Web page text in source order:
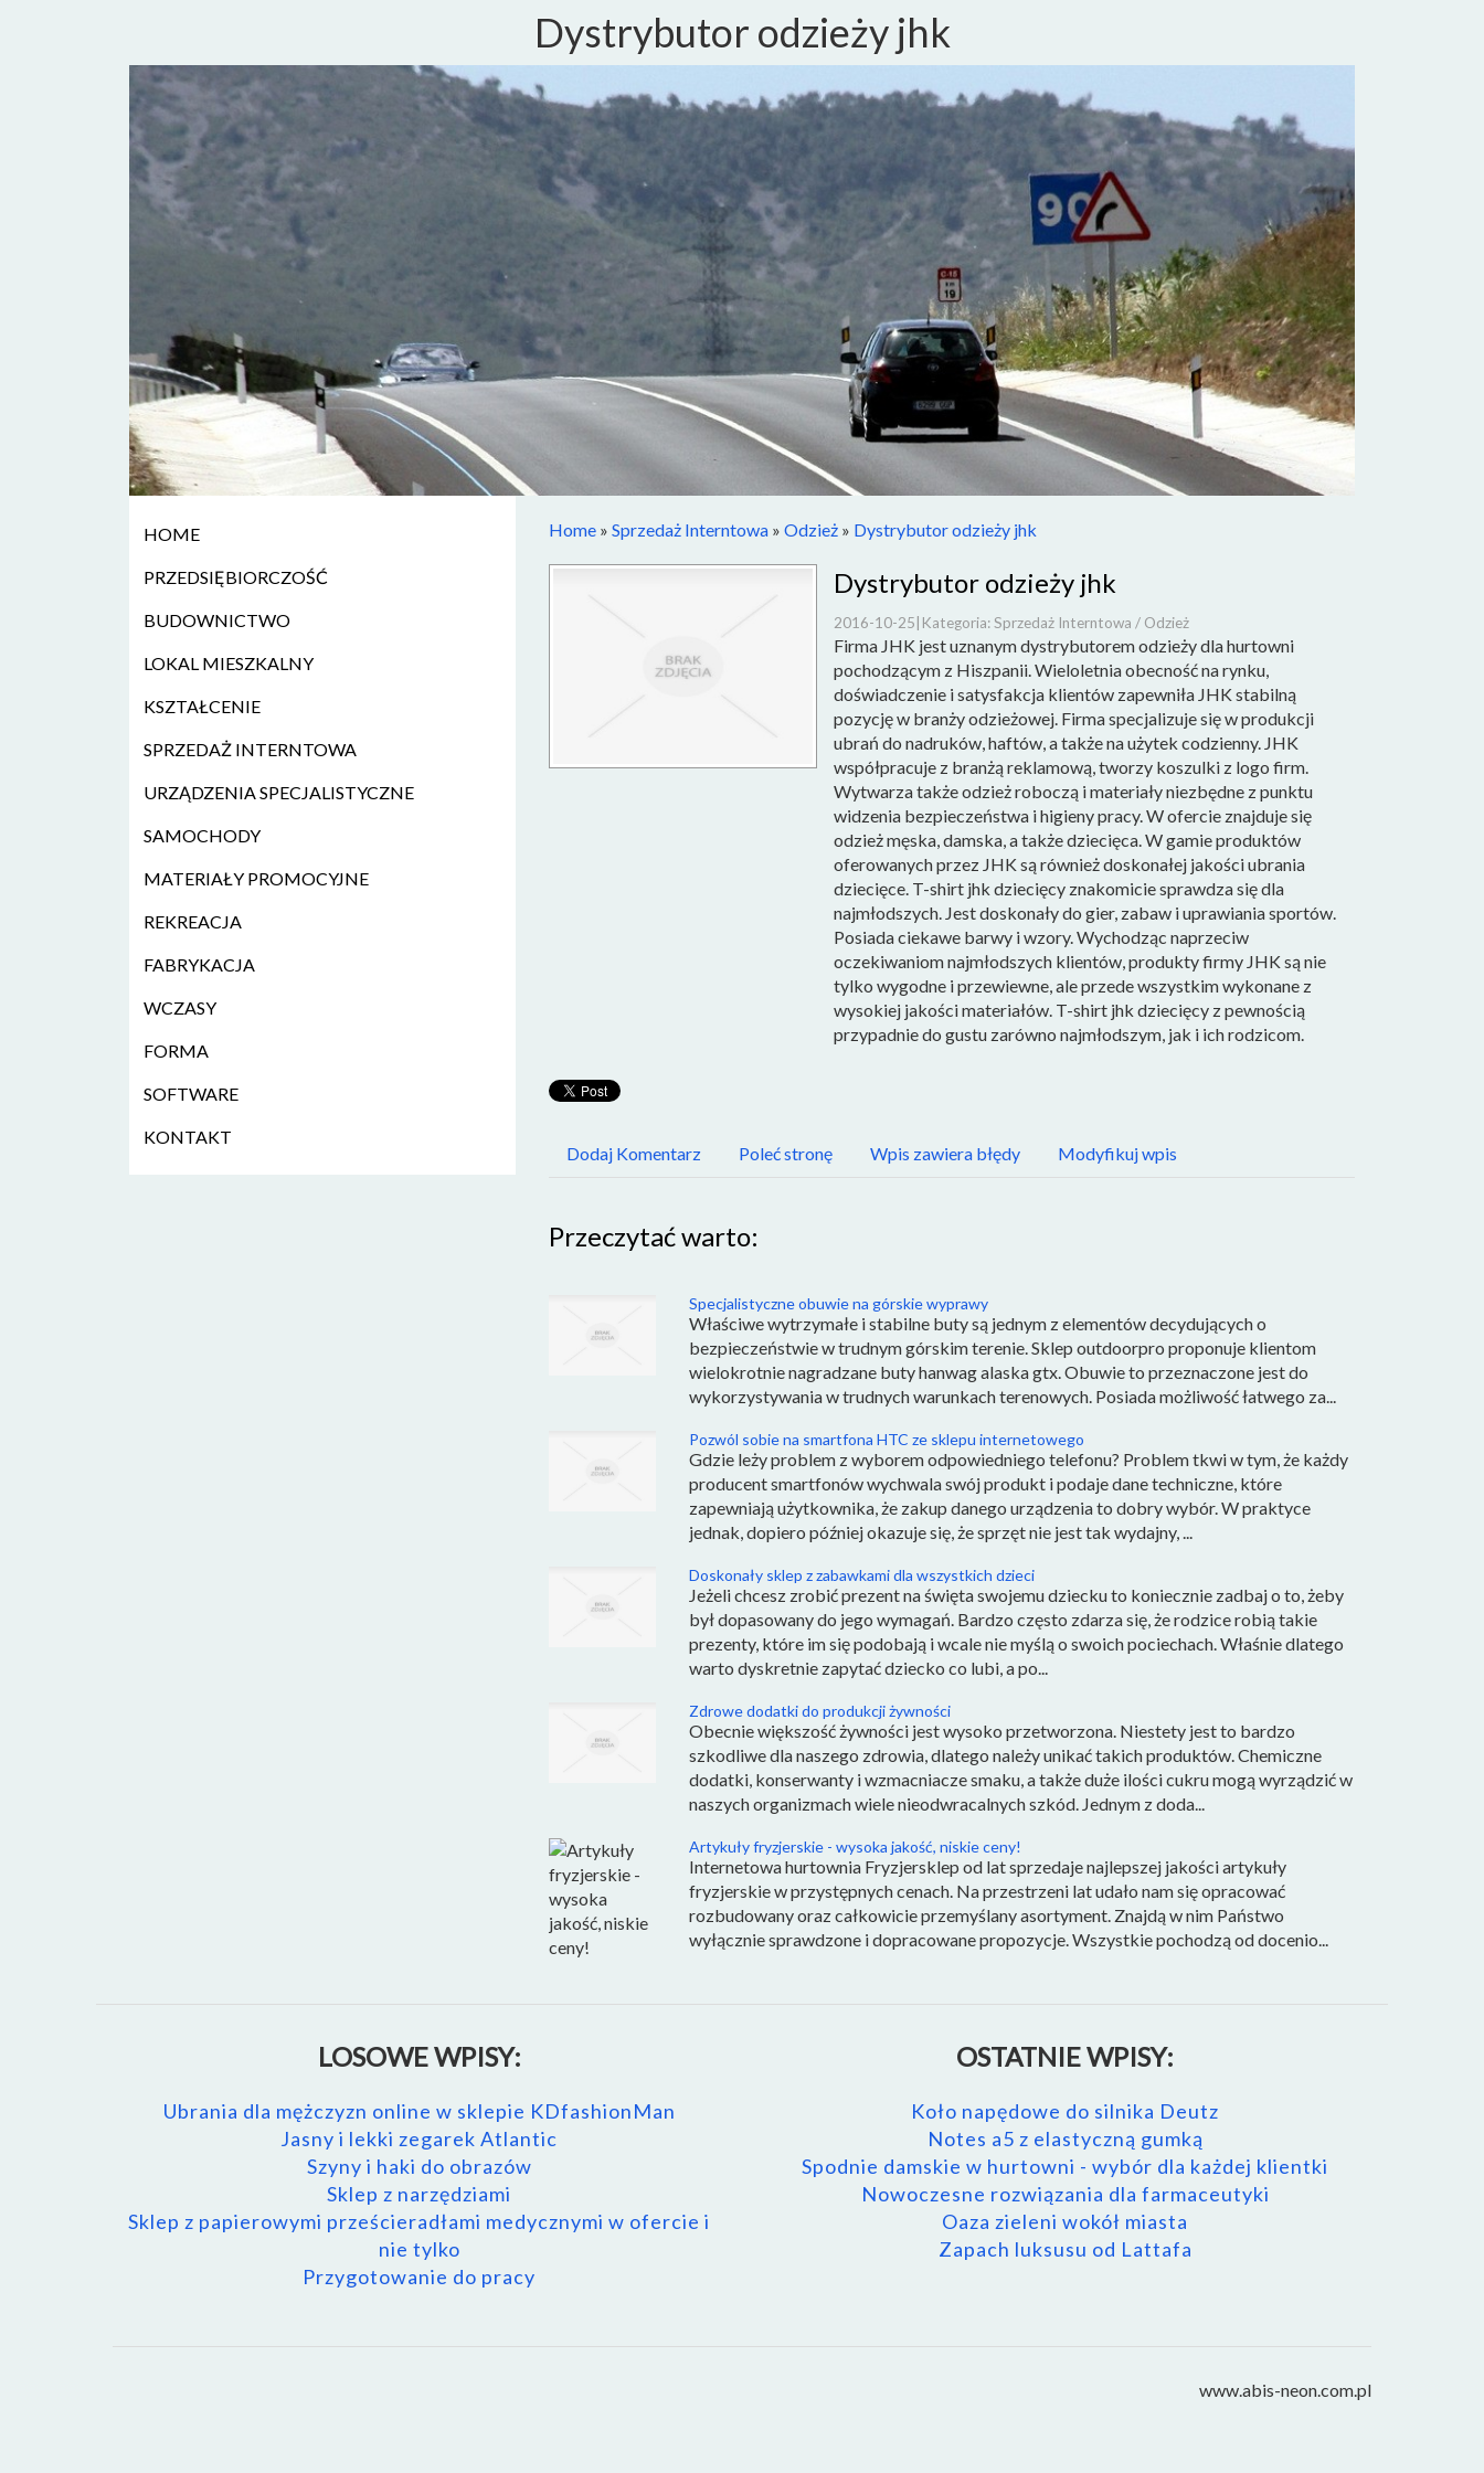
Dystrybutor odzieży jhk
HOME
PRZEDSIĘBIORCZOŚĆ
BUDOWNICTWO
LOKAL MIESZKALNY
KSZTAŁCENIE
SPRZEDAŻ INTERNTOWA
URZĄDZENIA SPECJALISTYCZNE
SAMOCHODY
MATERIAŁY PROMOCYJNE
REKREACJA
FABRYKACJA
WCZASY
FORMA
SOFTWARE
KONTAKT
Home » Sprzedaż Interntowa » Odzież » Dystrybutor odzieży jhk
Dystrybutor odzieży jhk
2016-10-25 Kategoria: Sprzedaż Interntowa / Odzież
Firma JHK jest uznanym dystrybutorem odzieży dla hurtowni
pochodzącym z Hiszpanii. Wieloletnia obecność na rynku,
doświadczenie i satysfakcja klientów zapewniła JHK stabilną
pozycję w branży odzieżowej. Firma specjalizuje się w produkcji
ubrań do nadruków, haftów, a także na użytek codzienny. JHK
współpracuje z branżą reklamową, tworzy koszulki z logo firm.
Wytwarza także odzież roboczą i materiały niezbędne z punktu
widzenia bezpieczeństwa i higieny pracy. W ofercie znajduje się
odzież męska, damska, a także dziecięca. W gamie produktów
oferowanych przez JHK są również doskonałej jakości ubrania
dziecięce. T-shirt jhk dziecięcy znakomicie sprawdza się dla
najmłodszych. Jest doskonały do gier, zabaw i uprawiania sportów.
Posiada ciekawe barwy i wzory. Wychodząc naprzeciw
oczekiwaniom najmłodszych klientów, produkty firmy JHK są nie
tylko wygodne i przewiewne, ale przede wszystkim wykonane z
wysokiej jakości materiałów. T-shirt jhk dziecięcy z pewnością
przypadnie do gustu zarówno najmłodszym, jak i ich rodzicom.
Dodaj Komentarz Poleć stronę Wpis zawiera błędy Modyfikuj wpis
Przeczytać warto:
Specjalistyczne obuwie na górskie wyprawy
Właściwe wytrzymałe i stabilne buty są jednym z elementów decydujących o
bezpieczeństwie w trudnym górskim terenie. Sklep outdoorpro proponuje klientom
wielokrotnie nagradzane buty hanwag alaska gtx. Obuwie to przeznaczone jest do
wykorzystywania w trudnych warunkach terenowych. Posiada możliwość łatwego za...
Pozwól sobie na smartfona HTC ze sklepu internetowego
Gdzie leży problem z wyborem odpowiedniego telefonu? Problem tkwi w tym, że każdy
producent smartfonów wychwala swój produkt i podaje dane techniczne, które
zapewniają użytkownika, że zakup danego urządzenia to dobry wybór. W praktyce
jednak, dopiero później okazuje się, że sprzęt nie jest tak wydajny, ...
Doskonały sklep z zabawkami dla wszystkich dzieci
Jeżeli chcesz zrobić prezent na święta swojemu dziecku to koniecznie zadbaj o to, żeby
był dopasowany do jego wymagań. Bardzo często zdarza się, że rodzice robią takie
prezenty, które im się podobają i wcale nie myślą o swoich pociechach. Właśnie dlatego
warto dyskretnie zapytać dziecko co lubi, a po...
Zdrowe dodatki do produkcji żywności
Obecnie większość żywności jest wysoko przetworzona. Niestety jest to bardzo
szkodliwe dla naszego zdrowia, dlatego należy unikać takich produktów. Chemiczne
dodatki, konserwanty i wzmacniacze smaku, a także duże ilości cukru mogą wyrządzić w
naszych organizmach wiele nieodwracalnych szkód. Jednym z doda...
Artykuły fryzjerskie - wysoka jakość, niskie ceny!
Internetowa hurtownia Fryzjersklep od lat sprzedaje najlepszej jakości artykuły
fryzjerskie w przystępnych cenach. Na przestrzeni lat udało nam się opracować
rozbudowany oraz całkowicie przemyślany asortyment. Znajdą w nim Państwo
wyłącznie sprawdzone i dopracowane propozycje. Wszystkie pochodzą od docenio...
LOSOWE WPISY:
Ubrania dla mężczyzn online w sklepie KDfashionMan
Jasny i lekki zegarek Atlantic
Szyny i haki do obrazów
Sklep z narzędziami
Sklep z papierowymi prześcieradłami medycznymi w ofercie i
nie tylko
Przygotowanie do pracy
OSTATNIE WPISY:
Koło napędowe do silnika Deutz
Notes a5 z elastyczną gumką
Spodnie damskie w hurtowni - wybór dla każdej klientki
Nowoczesne rozwiązania dla farmaceutyki
Oaza zieleni wokół miasta
Zapach luksusu od Lattafa
www.abis-neon.com.pl